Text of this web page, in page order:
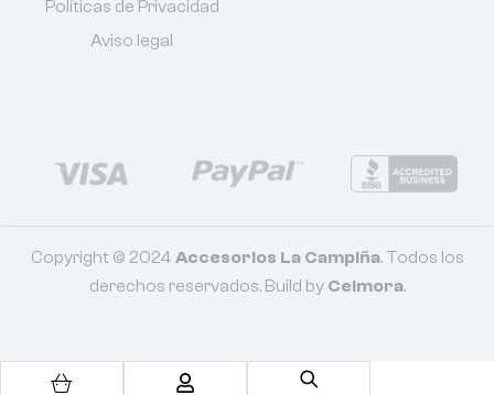
Políticas de Privacidad
Aviso legal
Copyright © 2024 Accesorios La Campiña. Todos los
derechos reservados. Build byCelmora.